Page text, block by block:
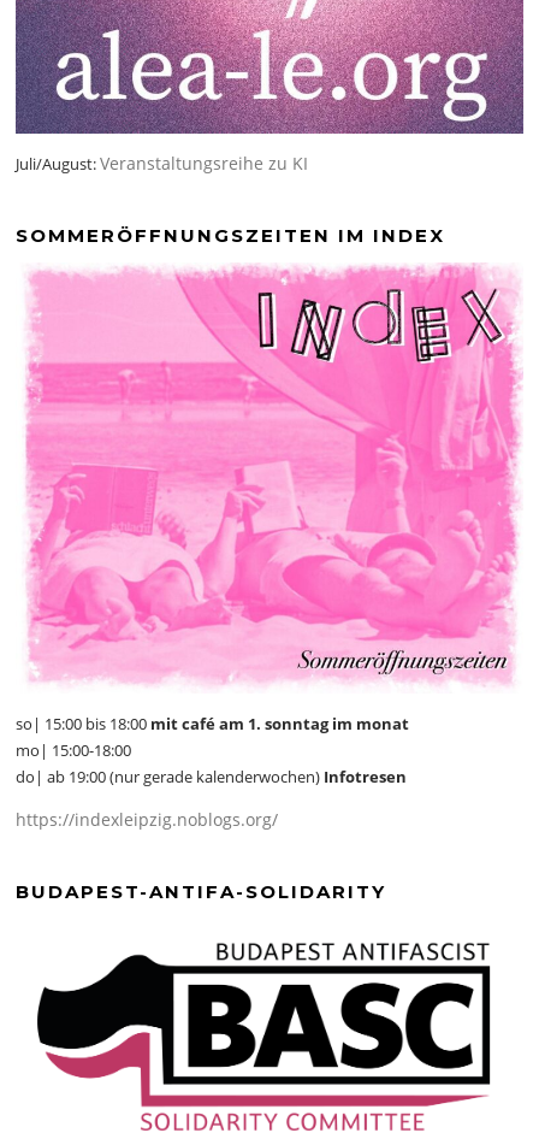
Juli/August:Veranstaltungsreihe zu KI
SOMMERÖFFNUNGSZEITEN IM INDEX
so| 15:00 bis 18:00 mit café am 1. sonntag im monat
mo| 15:00-18:00
do| ab 19:00 (nur gerade kalenderwochen) Infotresen
https://indexleipzig.noblogs.org/
BUDAPEST-ANTIFA-SOLIDARITY